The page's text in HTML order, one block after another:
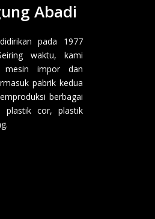
Abadi
pada 1977
waktu, kami
mesin impor dan
pabrik kedua
berbagai
plastik cor, plastik